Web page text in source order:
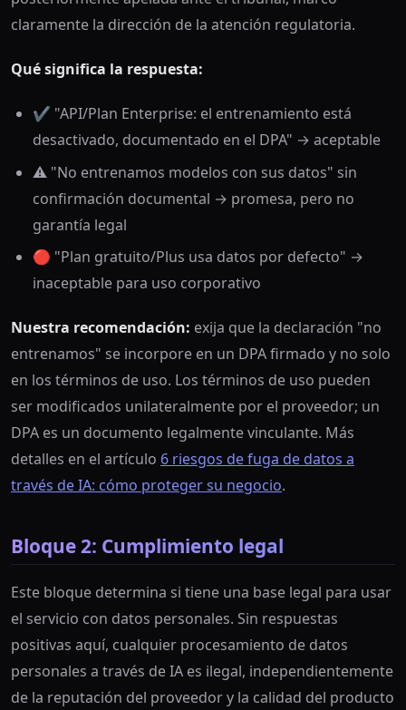
claramente la dirección de la atención regulatoria.
Qué significa la respuesta:
✔️ "API/Plan Enterprise: el entrenamiento está
desactivado, documentado en el DPA" → aceptable
⚠️ "No entrenamos modelos con sus datos" sin
confirmación documental → promesa, pero no
garantía legal
🔴 "Plan gratuito/Plus usa datos por defecto" →
inaceptable para uso corporativo
Nuestra recomendación: exija que la declaración "no
entrenamos" se incorpore en un DPA firmado y no solo
en los términos de uso. Los términos de uso pueden
ser modificados unilateralmente por el proveedor; un
DPA es un documento legalmente vinculante. Más
detalles en el artículo 6 riesgos de fuga de datos a
través de IA: cómo proteger su negocio.
Bloque 2: Cumplimiento legal
Este bloque determina si tiene una base legal para usar
el servicio con datos personales. Sin respuestas
positivas aquí, cualquier procesamiento de datos
personales a través de IA es ilegal, independientemente
de la reputación del proveedor y la calidad del producto